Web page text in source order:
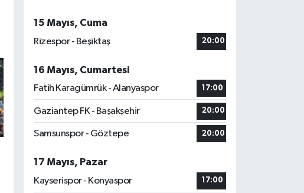
15 Mayıs, Cuma
Rizespor - Beşiktaş
20:00
16 Mayıs, Cumartesi
Fatih Karagümrük - Alanyaspor
17:00
Gaziantep FK - Başakşehir 20:00
Samsunspor - Göztepe 20:00
17 Mayıs, Pazar
Kayserispor - Konyaspor
17:00